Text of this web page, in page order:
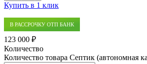
Купить в 1 клик
В РАССРОЧКУ ОТП БАНК
123 000 ₽
Количество
Количество товара Септик (автономная